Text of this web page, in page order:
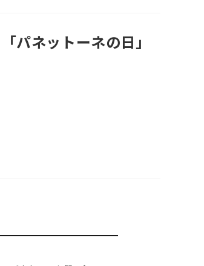
パネットーネの日」